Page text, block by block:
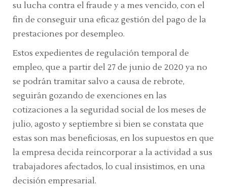
su lucha contra el fraude y a mes vencido, con el
fin de conseguir una eficaz gestión del pago de la
prestaciones por desempleo.
Estos expedientes de regulación temporal de
empleo, que a partir del 27 de junio de 2020 ya no
se podrán tramitar salvo a causa de rebrote,
seguirán gozando de exenciones en las
cotizaciones a la seguridad social de los meses de
julio, agosto y septiembre si bien se constata que
estas son mas beneficiosas, en los supuestos en que
la empresa decida reincorporar a la actividad a sus
trabajadores afectados, lo cual insistimos, en una
decisión empresarial.